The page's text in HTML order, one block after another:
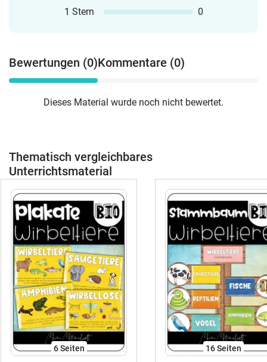
1 Stern
0
Bewertungen (0)Kommentare (0)
Dieses Material wurde noch nicht bewertet.
Thematisch vergleichbares
Unterrichtsmaterial
6Seiten 16Seiten